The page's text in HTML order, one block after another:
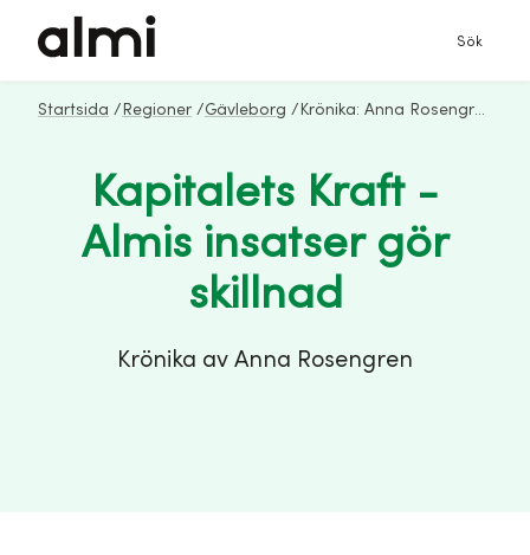
Sök
Startsida / Regioner /Gävleborg / Krönika: Anna Rosengren
Kapitalets Kraft -
Almis insatser gör
skillnad
Krönika av Anna Rosengren